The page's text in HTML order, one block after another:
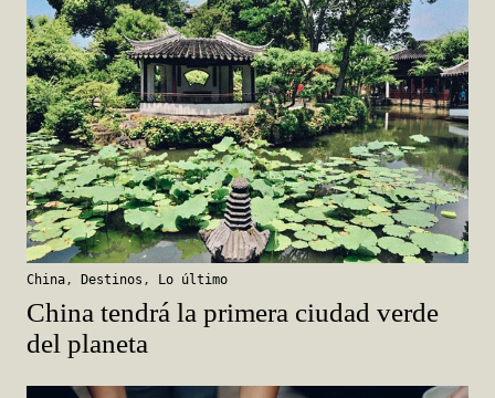
China , Destinos , Lo último
China tendrá la primera ciudad verde
del planeta